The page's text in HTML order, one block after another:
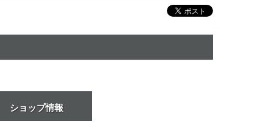
ショップ情報